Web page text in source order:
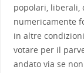
popolari, liberali,
numericamente
in altre
votare per il
andato via se